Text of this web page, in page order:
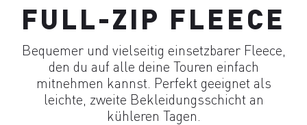
FULL-ZIP FLEECE
Bequemer und vielseitig einsetzbarer Fleece,
den du auf alle deine Touren einfach
mitnehmen kannst. Perfekt geeignet als
leichte, zweite Bekleidungsschicht an
kühleren Tagen.